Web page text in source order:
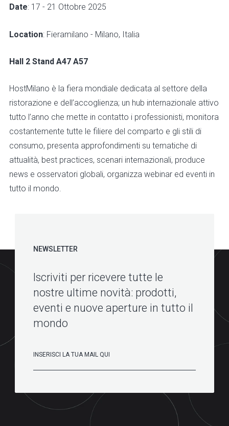
Date: 17 - 21 Ottobre 2025
Location: Fieramilano - Milano, Italia
Hall 2 Stand A47 A57
HostMilano è la fiera mondiale dedicata al settore della
ristorazione e dell’accoglienza; un hub internazionale attivo
tutto l’anno che mette in contatto i professionisti, monitora
costantemente tutte le filiere del comparto e gli stili di
consumo, presenta approfondimenti su tematiche di
attualità, best practices, scenari internazionali, produce
news e osservatori globali, organizza webinar ed eventi in
tutto il mondo.
NEWSLETTER
Iscriviti per ricevere tutte le
nostre ultime novità: prodotti,
eventi e nuove aperture in tutto il
mondo